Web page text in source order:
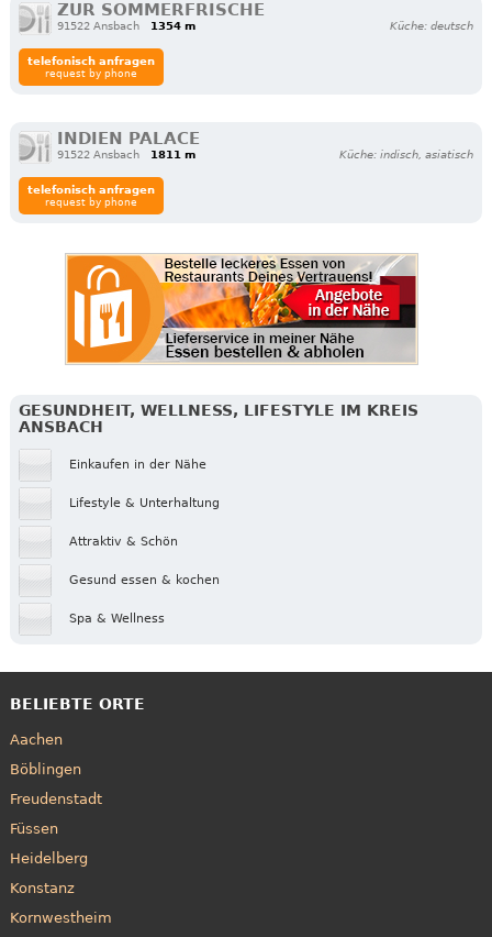
ZUR SOMMERFRISCHE
91522 Ansbach 1354 m Küche: deutsch
telefonisch anfragen
request by phone
INDIEN PALACE
91522 Ansbach 1811 m Küche: indisch, asiatisch
telefonisch anfragen
request by phone
GESUNDHEIT, WELLNESS, LIFESTYLE IM KREIS
ANSBACH
Einkaufen in der Nähe
Lifestyle & Unterhaltung
Attraktiv & Schön
Gesund essen & kochen
Spa & Wellness
BELIEBTE ORTE
Aachen
Böblingen
Freudenstadt
Füssen
Heidelberg
Konstanz
Kornwestheim